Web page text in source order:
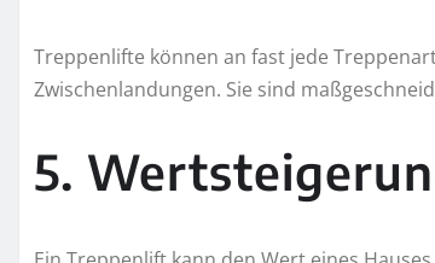
Treppenlifte können an fast jede
Zwischenlandungen. Sie sind
5.